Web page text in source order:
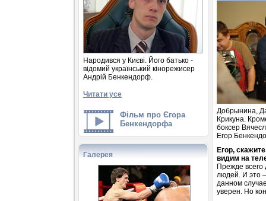
Народився у Києві. Його батько -
відомий український кінорежисер
Андрій Бенкендорф.
Читати усе
Фільм про Єгора
Бенкендорфа
Галерея
Добрынина,
Крикуна.
боксер
Егор
Егор,
видим на
Прежде всего
людей. И это –
данном
уверен. Но